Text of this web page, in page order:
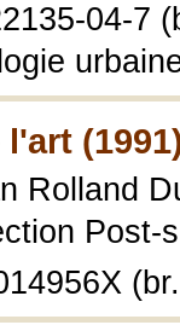
04-7
Rolland
Post-